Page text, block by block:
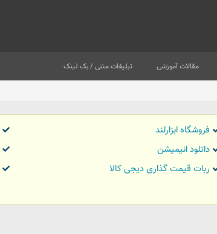
مقالات آموزشی تبلیغات متنی / بک لینک
فروشگاه ابزارلند
داتلود انیمیشن
ربات قیمت گذاری دیجی کالا